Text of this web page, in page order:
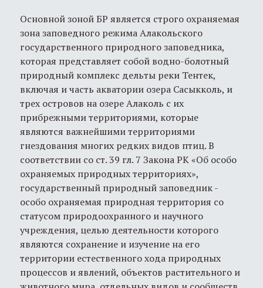
Основной зоной БР является строго охраняемая
зона заповедного режима Алакольского
государственного природного заповедника,
которая представляет собой водно-болотный
природный комплекс дельты реки Тентек,
включая и часть акватории озера Сасыкколь, и
трех островов на озере Алаколь с их
прибрежными территориями, которые
являются важнейшими территориями
гнездования многих редких видов птиц. В
соответствии со ст. 39 гл. 7 Закона РК «Об особо
охраняемых природных территориях»,
государственный природный заповедник -
особо охраняемая природная территория со
статусом природоохранного и научного
учреждения, целью деятельности которого
являются сохранение и изучение на его
территории естественного хода природных
процессов и явлений, объектов растительного и